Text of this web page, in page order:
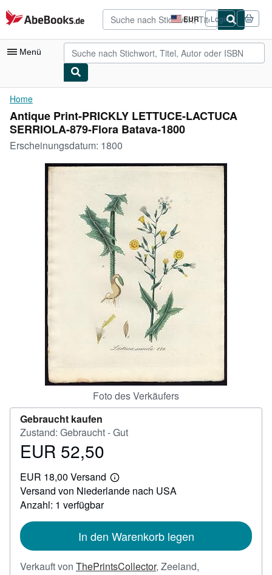
Zum Hauptinhalt
AbeBooks.de EUR
Seite
der
Einkaufseinstellungen.
Login
Menü
Nutzerkonto
Meine Bestellungen
Detailsuche
Sammlungen
Antiquarische Bücher
Kunst & Sammlerstücke
Verkäufer
Verkäufer werden
SCHLIESSEN
Home
Antique Print-PRICKLY LETTUCE-LACTUCA
SERRIOLA-879-Flora Batava-1800
Erscheinungsdatum: 1800
Foto des Verkäufers
Gebraucht kaufen
Zustand: Gebraucht - Gut
Preis
52,50
EUR 52,50
EUR 18,00 Versand
Weitere
Informationen
Versand von Niederlande nach USA
Anzahl: 1 verfügbar
In den Warenkorb legen
Verkauft von ThePrintsCollector, Zeeland,